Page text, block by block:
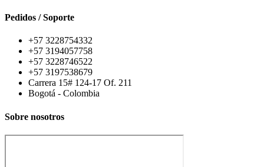
Pedidos / Soporte
+57 3228754332
+57 3194057758
+57 3228746522
+57 3197538679
Carrera 15# 124-17 Of. 211
Bogotá - Colombia
Sobre nosotros